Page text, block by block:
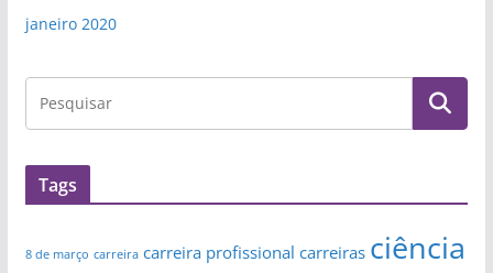
janeiro 2020
Tags
8 de março carreira carreira profissional carreiras ciência